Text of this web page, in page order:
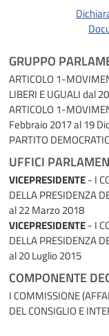
GRUPPO
ARTICOLO 1-
LIBERI E UGUALIdal
ARTICOLO 1-
Febbraio 2017 al 19
PARTITO
UFFICI
VICEPRESIDENTE- I
DELLA PRESIDENZA
al 22 Marzo 2018
VICEPRESIDENTE- I
DELLA PRESIDENZA
al 20 Luglio 2015
COMPONENTE
I COMMISSIONE
DEL CONSIGLIO E